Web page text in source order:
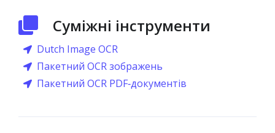
Суміжні інструменти
Dutch Image OCR
Пакетний OCR зображень
Пакетний OCR PDF‑документів